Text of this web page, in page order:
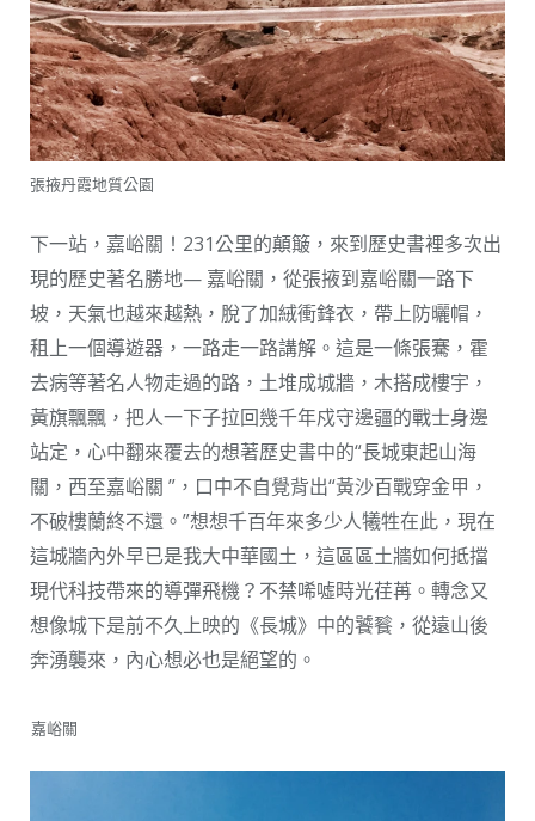
張掖丹霞地質公園
下一站，嘉峪關！231公里的顛簸，來到歷史書裡多次出
現的歷史著名勝地— 嘉峪關，從張掖到嘉峪關一路下
坡，天氣也越來越熱，脫了加絨衝鋒衣，帶上防曬帽，
租上一個導遊器，一路走一路講解。這是一條張騫，霍
去病等著名人物走過的路，土堆成城牆，木搭成樓宇，
黃旗飄飄，把人一下子拉回幾千年戍守邊疆的戰士身邊
站定，心中翻來覆去的想著歷史書中的“長城東起山海
關，西至嘉峪關 ”，口中不自覺背出“黃沙百戰穿金甲，
不破樓蘭終不還。”想想千百年來多少人犧牲在此，現在
這城牆內外早已是我大中華國土，這區區土牆如何抵擋
現代科技帶來的導彈飛機？不禁唏噓時光荏苒。轉念又
想像城下是前不久上映的《長城》中的饕餮，從遠山後
奔湧襲來，內心想必也是絕望的。
嘉峪關